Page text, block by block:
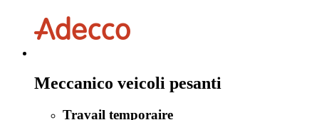
Meccanico veicoli pesanti
Travail temporaire